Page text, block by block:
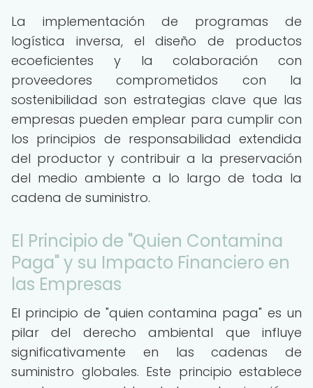
La implementación de programas de
logística inversa, el diseño de productos
ecoeficientes y la colaboración con
proveedores comprometidos con la
sostenibilidad son estrategias clave que las
empresas pueden emplear para cumplir con
los principios de responsabilidad extendida
del productor y contribuir a la preservación
del medio ambiente a lo largo de toda la
cadena de suministro.
El Principio de "Quien Contamina
Paga" y su Impacto Financiero en
las Empresas
El principio de "quien contamina paga" es un
pilar del derecho ambiental que influye
significativamente en las cadenas de
suministro globales. Este principio establece